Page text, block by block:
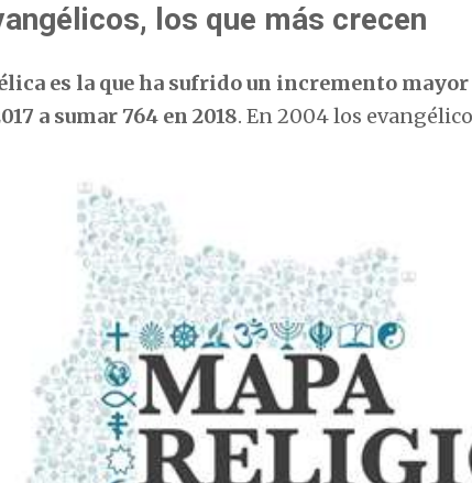
los que más crecen
es la que ha sufrido un incremento
a sumar 764 en 2018. En 2004 los